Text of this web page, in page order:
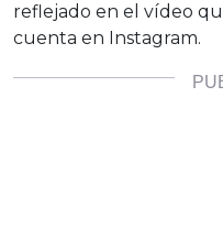
reflejado en el vídeo
cuenta en Instagram.